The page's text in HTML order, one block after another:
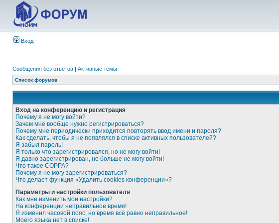
Вход
Сообщения без ответов | Активные темы
Список форумов
Вход на конференцию и регистрация
Почему я не могу войти?
Зачем мне вообще нужно регистрироваться?
Почему мне периодически приходится повторять ввод имени и пароля?
Как сделать, чтобы я не появлялся в списке активных пользователей?
Я забыл пароль!
Я только что зарегистрировался, но не могу войти!
Я давно зарегистрирован, но больше не могу войти!
Что такое COPPA?
Почему я не могу зарегистрироваться?
Что делает функция «Удалить cookies конференции»?
Параметры и настройки пользователя
Как мне изменить мои настройки?
На конференции неправильное время!
Я изменил часовой пояс, но время всё равно неправильное!
Моего языка нет в списке!